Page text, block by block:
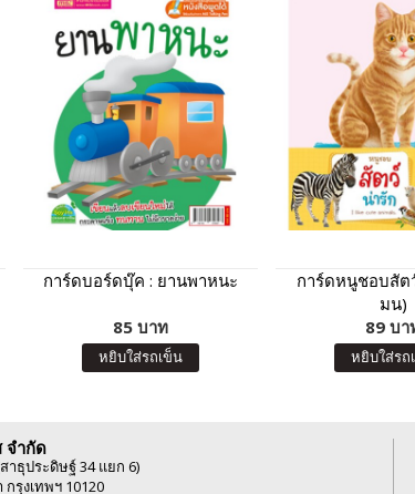
การ์ดบอร์ดบุ๊ค : ยานพาหนะ
85 บาท
หยิบใส่รถเข็น
การ์ดหนูชอบสัต
มน)
89 บา
หยิบใส่รถ
จำกัด
ธุประดิษฐ์ 34 แยก 6)
รุงเทพฯ 10120